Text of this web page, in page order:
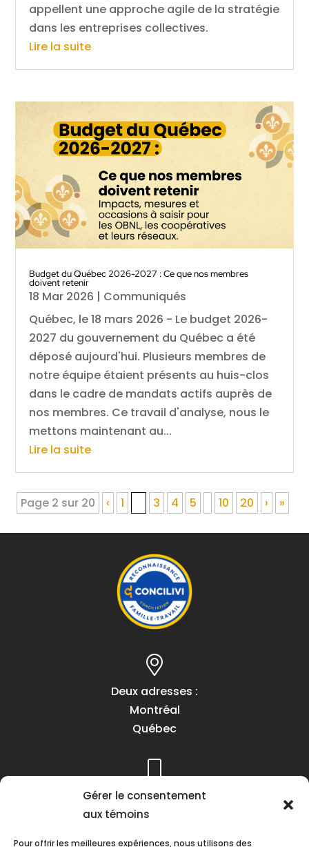
Gérer le consentement
aux témoins
Pour offrir les meilleures expériences, nous utilisons des
appellent une approche agile de la stratégie
dans les entreprises collectives.
Lire la suite
Budget du Québec 2026-2027 : Ce que nos membres
doivent retenir
18 Mar 2026 | Communiqués
Québec, le 18 mars 2026 - Le budget 2026-
2027 du gouvernement du Québec a été
déposé aujourd'hui. Plusieurs membres de
notre équipe étaient présents au huis-clos
dans le cadre de mandats actifs auprès de
nos membres. Ce travail d'analyse, nous le
mettons maintenant au...
Lire la suite
Page 2 sur 20 ‹ 1 3 4 5 10 20 › »
Deux adresses :
Montréal
Québec
Téléphone :
(418) 622-1001